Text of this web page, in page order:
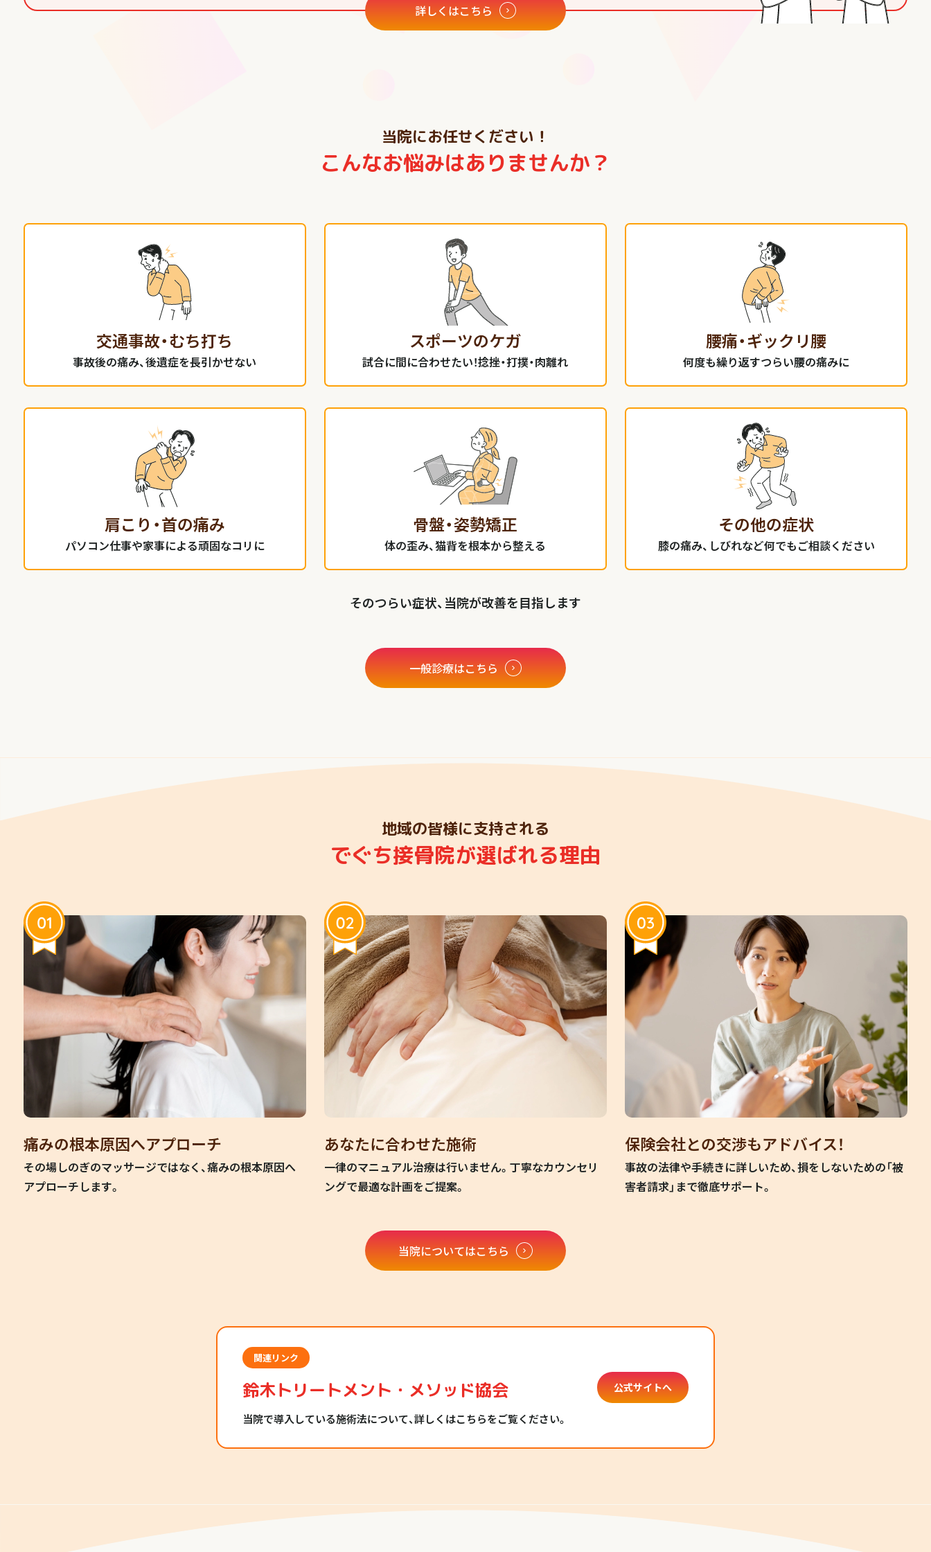
詳しくはこちら
当院にお任せください！
こんなお悩みはありませんか？
交通事故・むち打ち
事故後の痛み、後遺症を長引かせない
スポーツのケガ
試合に間に合わせたい！捻挫・打撲・肉離れ
腰痛・ギックリ腰
何度も繰り返すつらい腰の痛みに
肩こり・首の痛み
パソコン仕事や家事による頑固なコリに
骨盤・姿勢矯正
体の歪み、猫背を根本から整える
その他の症状
膝の痛み、しびれなど何でもご相談ください
そのつらい症状、当院が改善を目指します
一般診療はこちら
地域の皆様に支持される
でぐち接骨院が選ばれる理由
痛みの根本原因へアプローチ
その場しのぎのマッサージではなく、痛みの根本原因へ
アプローチします。
あなたに合わせた施術
一律のマニュアル治療は行いません。丁寧なカウンセリ
ングで最適な計画をご提案。
保険会社との交渉もアドバイス！
事故の法律や手続きに詳しいため、損をしないための「被
害者請求」まで徹底サポート。
当院についてはこちら
関連リンク
鈴木トリートメント・メソッド協会
当院で導入している施術法について、詳しくはこちらをご覧ください。
公式サイトへ